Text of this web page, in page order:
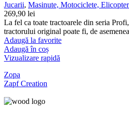
Jucarii, Masinute, Motociclete,
269,90 lei
La fel ca toate tractoarele din seria
tractorului original poate fi, de
Adaugă la favorite
Adaugă în coș
Vizualizare rapidă
Zopa
Zapf Creation